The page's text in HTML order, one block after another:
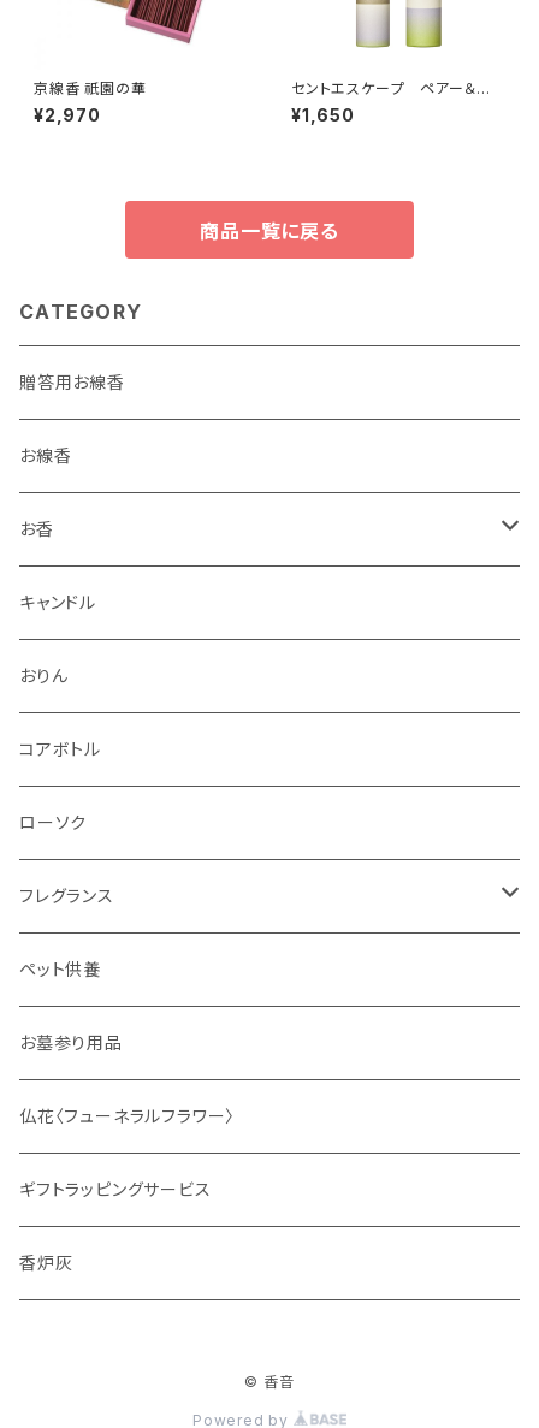
京線香 祇園の華
¥2,970
セントエスケープ ペアー＆ホ
ワイトムスク 30本入
¥1,650
商品一覧に戻る
CATEGORY
贈答用お線香
お線香
お香
香立・香皿
キャンドル
おりん
コアボトル
ローソク
フレグランス
ディフューザー
サシェ
ペット供養
お墓参り用品
仏花〈フューネラルフラワー〉
ギフトラッピングサービス
香炉灰
© 香音
Powered by